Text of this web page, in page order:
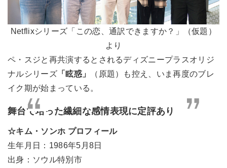
Netflixシリーズ「この恋、通訳できますか？」（仮題）
より
ペ・スジと再共演するとされるディズニープラスオリジ
ナルシリーズ「眩惑」
（原題）も控え、いま再度のブレ
イク期が始まっている。
舞台で培った繊細な感情表現に定評あり
☆キム・ソンホ プロフィール
生年月日：1986年5月8日
出身：ソウル特別市